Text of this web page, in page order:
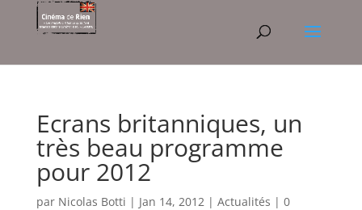
Ecrans britanniques, un
très beau programme
pour 2012
par Nicolas Botti | Jan 14, 2012| Actualités | 0